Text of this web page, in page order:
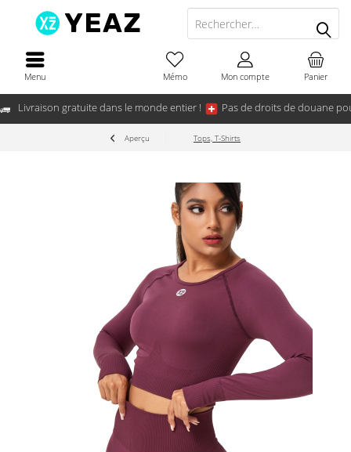
Livraison gratuite dans le monde entier ! Pas de droits de douane
Menu Panier
Mémo Mon compte
Aperçu Tops, T-Shirts